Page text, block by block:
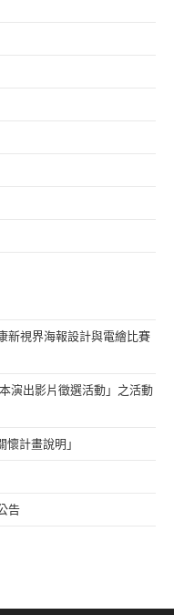
新視界海報設計與電繪比賽
演出影片徵選活動」之活動
計畫說明」
告